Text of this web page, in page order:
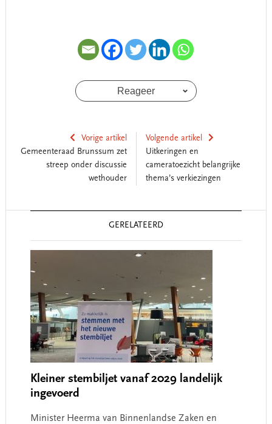
Reageer
Vorige artikel
Gemeenteraad Brunssum zet
streep onder discussie
wethouder
Volgende artikel
Uitkeringen en
cameratoezicht belangrijke
thema’s verkiezingen
GERELATEERD
Kleiner stembiljet vanaf 2029 landelijk
ingevoerd
Minister Heerma van Binnenlandse Zaken en